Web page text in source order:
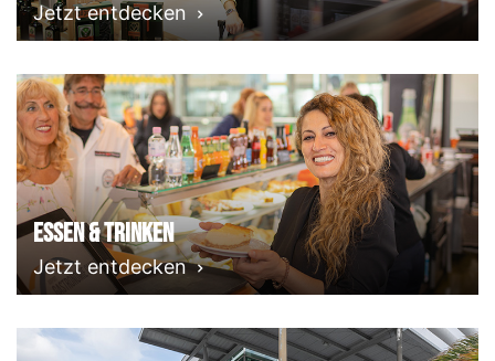
Jetzt entdecken
Essen & Trinken
Jetzt entdecken